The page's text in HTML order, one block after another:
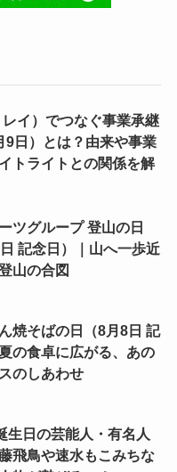
イ）でつなぐ事業承継
9日）とは？由来や事業
トライトとの関係を解
ツグループ 登山の日
日 記念日）｜山へ一歩近
山の合図
焼そばの日（8月8日 記
の食卓に広がる、あの
のしあわせ
生日の芸能人・有名人
飛鳥や速水もこみちな